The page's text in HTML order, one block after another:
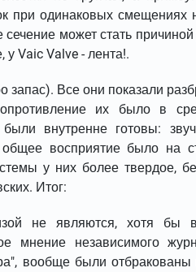
при одинаковых
сечение может стать
у Vaic Valve - лента!.
Все они показали
их было в
внутренне готовы:
восприятие было на
у них более твердое,
Итог:
не являются, хотя
мнение независимого
вообще были